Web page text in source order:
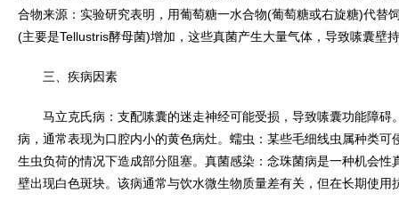
合物来源：实验研究表明，用葡萄糖一水合物(葡萄糖或右旋糖)代替
(主要是Tellustris酵母菌)增加，这些真菌产生大量气体，导致嗉囊壁
三、疾病因素
马立克氏病：支配嗉囊的迷走神经可能受损，导致嗉囊功能障碍
病，通常表现为口腔内小的黄色病灶。蠕虫：某些毛细线虫属种类可
生虫负荷的情况下造成部分阻塞。真菌感染：念珠菌病是一种机会性
壁出现白色斑块。该病通常与饮水微生物质量差有关，但在长期使用